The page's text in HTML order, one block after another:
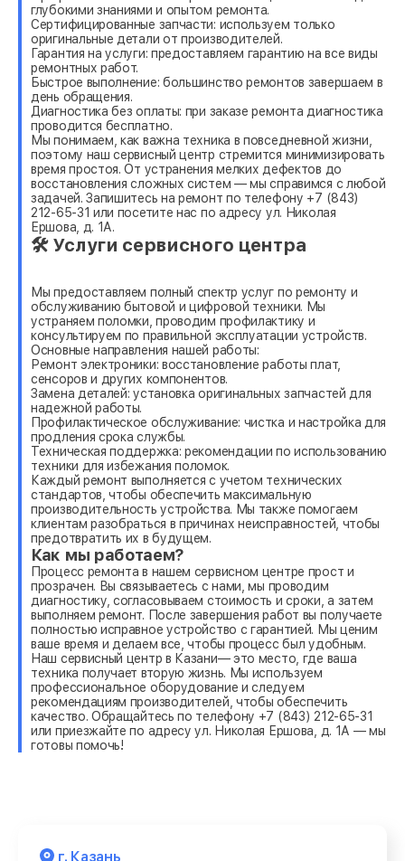
глубокими знаниями и опытом ремонта.
Сертифицированные запчасти: используем только
оригинальные детали от производителей.
Гарантия на услуги: предоставляем гарантию на все виды
ремонтных работ.
Быстрое выполнение: большинство ремонтов завершаем в
день обращения.
Диагностика без оплаты: при заказе ремонта диагностика
проводится бесплатно.
Мы понимаем, как важна техника в повседневной жизни,
поэтому наш сервисный центр стремится минимизировать
время простоя. От устранения мелких дефектов до
восстановления сложных систем — мы справимся с любой
задачей. Запишитесь на ремонт по телефону +7 (843)
212-65-31 или посетите нас по адресу ул. Николая
Ершова, д. 1А.
🛠 Услуги сервисного центра
Мы предоставляем полный спектр услуг по ремонту и
обслуживанию бытовой и цифровой техники. Мы
устраняем поломки, проводим профилактику и
консультируем по правильной эксплуатации устройств.
Основные направления нашей работы:
Ремонт электроники: восстановление работы плат,
сенсоров и других компонентов.
Замена деталей: установка оригинальных запчастей для
надежной работы.
Профилактическое обслуживание: чистка и настройка для
продления срока службы.
Техническая поддержка: рекомендации по использованию
техники для избежания поломок.
Каждый ремонт выполняется с учетом технических
стандартов, чтобы обеспечить максимальную
производительность устройства. Мы также помогаем
клиентам разобраться в причинах неисправностей, чтобы
предотвратить их в будущем.
Как мы работаем?
Процесс ремонта в нашем сервисном центре прост и
прозрачен. Вы связываетесь с нами, мы проводим
диагностику, согласовываем стоимость и сроки, а затем
выполняем ремонт. После завершения работ вы получаете
полностью исправное устройство с гарантией. Мы ценим
ваше время и делаем все, чтобы процесс был удобным.
Наш сервисный центр в Казани— это место, где ваша
техника получает вторую жизнь. Мы используем
профессиональное оборудование и следуем
рекомендациям производителей, чтобы обеспечить
качество. Обращайтесь по телефону +7 (843) 212-65-31
или приезжайте по адресу ул. Николая Ершова, д. 1А — мы
готовы помочь!
г. Казань